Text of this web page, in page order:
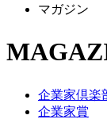
マガジン
企業家倶楽
企業家賞